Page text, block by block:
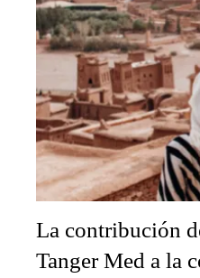
La contribución
Tanger Med a la